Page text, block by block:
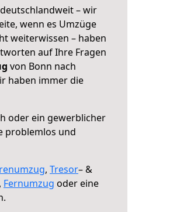
– wir
wenn es Umzüge
weiterwissen – haben
auf Ihre Fragen
von Bonn nach
haben immer die
oder ein gewerblicher
problemlos und
, Tresor– &
Fernumzug oder eine